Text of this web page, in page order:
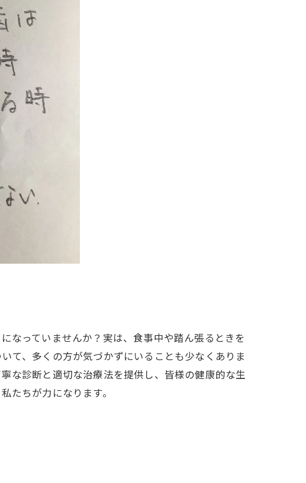
なっていませんか？実は、食事中や踏ん張るときを
て、多くの方が気づかずにいることも少なくありま
な診断と適切な治療法を提供し、皆様の健康的な生
たちが力になります。